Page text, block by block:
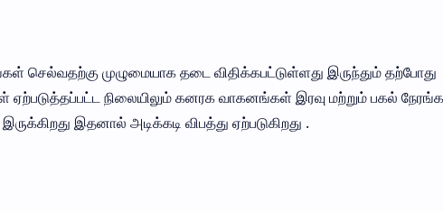
முழுமையாக தடை விதிக்கபட்டுள்ளது இருந்தும் தற்போது
ஏற்படுத்தப்பட்ட நிலையிலும் கனரக வாகனங்கள் இரவு மற்றும் பகல்
இதனால் அடிக்கடி விபத்து ஏற்படுகிறது .